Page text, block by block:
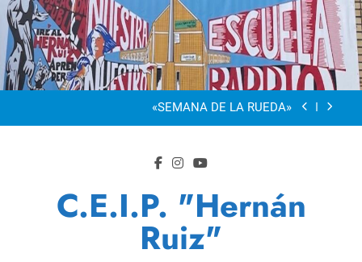
Saltar
al
contenido
“Visibles Sí”
Dia De La Familia
«SEMANA DE LA RUEDA»
Dia De La Familia
«SEMANA DE LA RUEDA»
C.E.I.P. "Hernán
Ruiz"